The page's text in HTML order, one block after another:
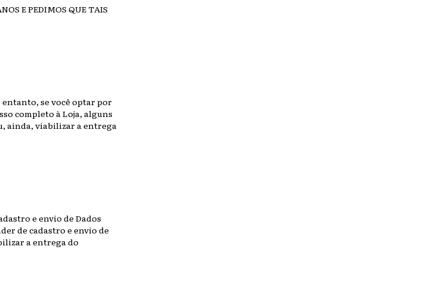
E PEDIMOS QUE TAIS
entanto, se você optar por
completo à Loja, alguns
ainda, viabilizar a entrega
e envio de Dados
de cadastro e envio de
a entrega do